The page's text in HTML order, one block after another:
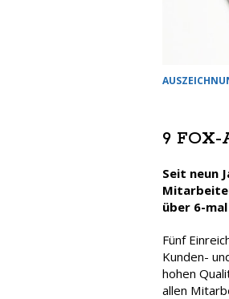
9 FOX-
Seit neun
über 6-
Fünf
Kunden-
hohen
allen